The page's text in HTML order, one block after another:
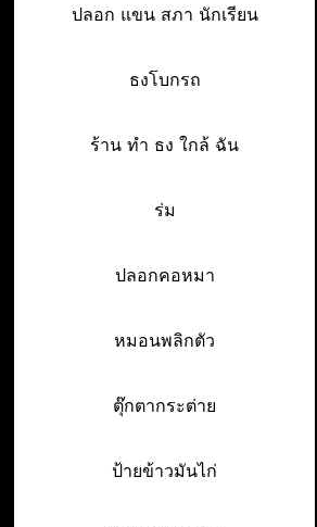
ปลอก แขน สภา นักเรียน
ธงโบกรถ
ร้าน ทํา ธง ใกล้ ฉัน
ร่ม
ปลอกคอหมา
หมอนพลิกตัว
ตุ๊กตากระต่าย
ป้ายข้าวมันไก่